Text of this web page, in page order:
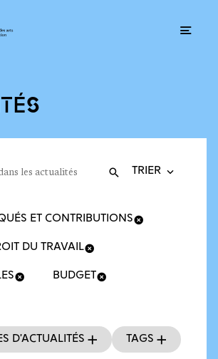
Valider
d’actualités Tags
ET CONTRIBUTIONS
DU TRAVAIL
BUDGET